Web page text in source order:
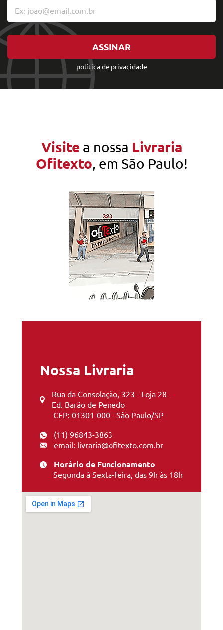
política de privacidade
ASSINAR
Visite a nossa Livraria
Ofitexto, em São Paulo!
Nossa Livraria
Rua da Consolação, 323 - Loja 28 -
Ed. Barão de Penedo
CEP: 01301-000 - São Paulo/SP
(11) 96843-3863
email: livraria@ofitexto.com.br
Horário de Funcionamento
Segunda à Sexta-feira, das 9h às 18h